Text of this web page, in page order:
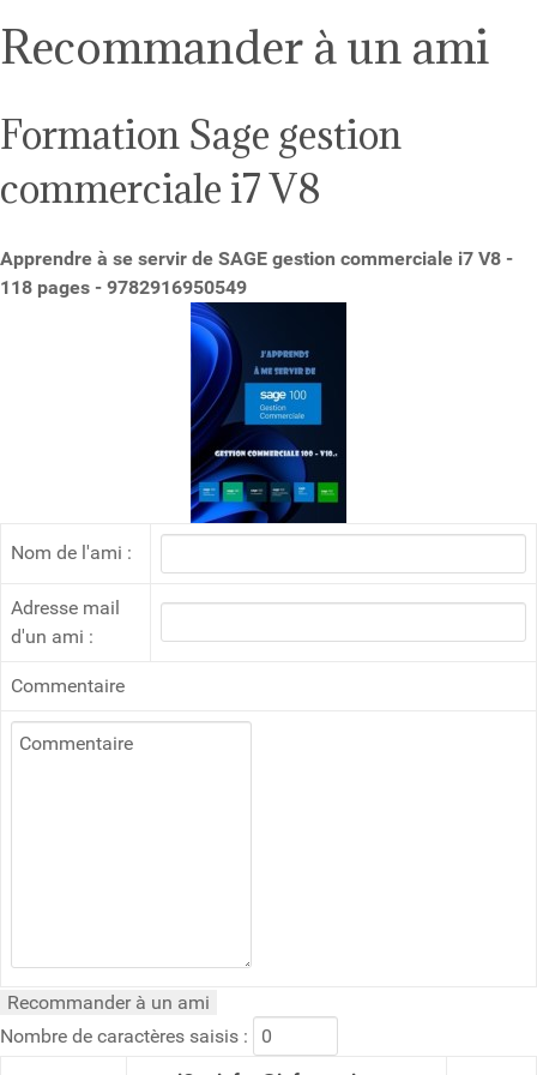
Recommander à un ami
Formation Sage gestion
commerciale i7 V8
Apprendre à se servir de SAGE gestion commerciale i7 V8 -
118 pages - 9782916950549
Nom de l'ami :
Adresse mail
d'un ami :
Commentaire
Nombre de caractères saisis :